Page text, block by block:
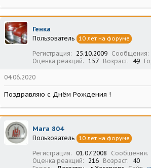
Генка
Пользователь 10 лет на форуме
Регистрация 25.10.2009 Сообщения
Оценка реакций
157 Возраст 49
04.06.2020
Поздравляю с Днём Рождения !
Мага 804
Пользователь 10 лет на форуме
Регистрация 01.07.2008 Сообщения
Оценка реакций
216 Возраст
40